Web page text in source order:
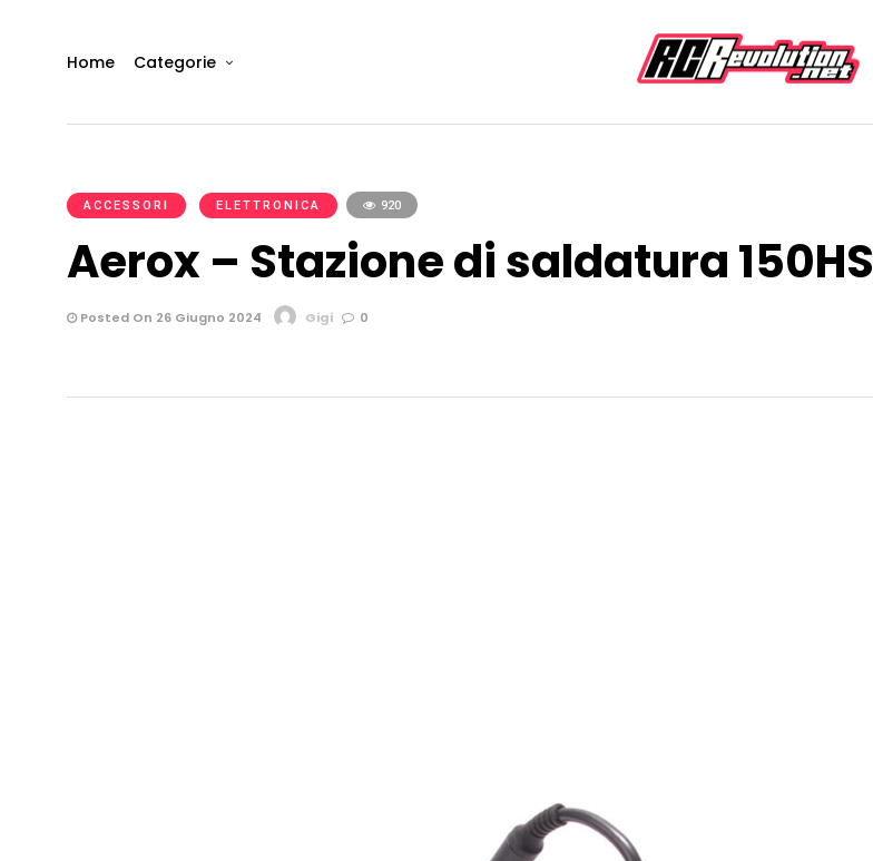
Home Categorie
ACCESSORI ELETTRONICA 920
Aerox – Stazione di saldatura 150HS
Posted On 26 Giugno 2024 Gigi 0